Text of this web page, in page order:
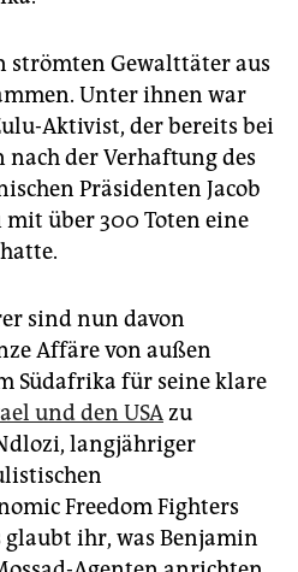
strömten Gewalttäter aus
Unter ihnen war
Aktivist, der bereits bei
nach der Verhaftung des
Präsidenten Jacob
mit über 300 Toten eine
sind nun davon
Affäre von außen
Südafrika für seine klare
und den USAzu
langjähriger
Freedom Fighters
glaubt ihr, was Benjamin